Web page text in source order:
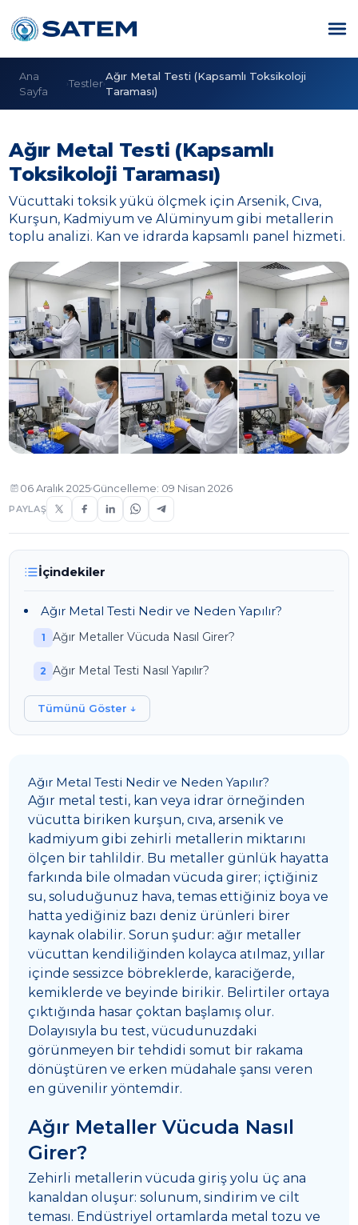
Ana
Sayfa
›Testler›
Ağır Metal Testi (Kapsamlı Toksikoloji
Taraması)
Ağır Metal Testi (Kapsamlı
Toksikoloji Taraması)
Vücuttaki toksik yükü ölçmek için Arsenik, Cıva,
Kurşun, Kadmiyum ve Alüminyum gibi metallerin
toplu analizi. Kan ve idrarda kapsamlı panel hizmeti.
06 Aralık 2025 Güncelleme: 09 Nisan 2026
PAYLAŞ
İçindekiler
Ağır Metal Testi Nedir ve Neden Yapılır?
Ağır Metaller Vücuda Nasıl Girer?
Ağır Metal Testi Nasıl Yapılır?
Tümünü Göster ↓
Ağır Metal Testi Nedir ve Neden Yapılır?
Ağır metal testi, kan veya idrar örneğinden
vücutta biriken kurşun, cıva, arsenik ve
kadmiyum gibi zehirli metallerin miktarını
ölçen bir tahlildir. Bu metaller günlük hayatta
farkında bile olmadan vücuda girer; içtiğiniz
su, soluduğunuz hava, temas ettiğiniz boya ve
hatta yediğiniz bazı deniz ürünleri birer
kaynak olabilir. Sorun şudur: ağır metaller
vücuttan kendiliğinden kolayca atılmaz, yıllar
içinde sessizce böbreklerde, karaciğerde,
kemiklerde ve beyinde birikir. Belirtiler ortaya
çıktığında hasar çoktan başlamış olur.
Dolayısıyla bu test, vücudunuzdaki
görünmeyen bir tehdidi somut bir rakama
dönüştüren ve erken müdahale şansı veren
en güvenilir yöntemdir.
Ağır Metaller Vücuda Nasıl
Girer?
Zehirli metallerin vücuda giriş yolu üç ana
kanaldan oluşur: solunum, sindirim ve cilt
teması. Endüstriyel ortamlarda metal tozu ve